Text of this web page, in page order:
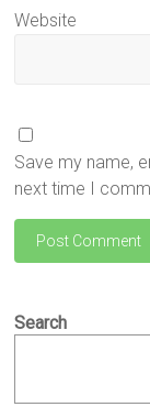
Website
Save my name,
next time I
Search